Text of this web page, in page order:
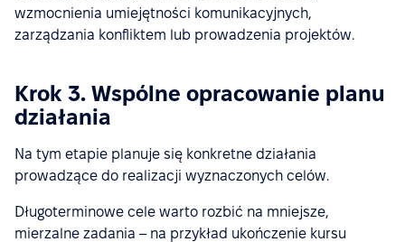
wzmocnienia umiejętności komunikacyjnych,
zarządzania konfliktem lub prowadzenia projektów.
Krok 3. Wspólne opracowanie planu
działania
Na tym etapie planuje się konkretne działania
prowadzące do realizacji wyznaczonych celów.
Długoterminowe cele warto rozbić na mniejsze,
mierzalne zadania – na przykład ukończenie kursu